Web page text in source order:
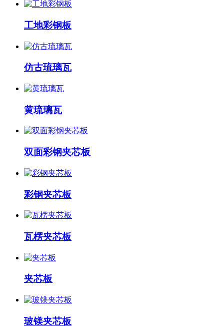
工地彩钢板
仿古琉璃瓦
黄琉璃瓦
双面彩钢夹芯板
彩钢夹芯板
瓦楞夹芯板
夹芯板
玻镁夹芯板